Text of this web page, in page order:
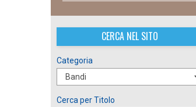
CERCA NEL SITO
Categoria
Cerca per Titolo